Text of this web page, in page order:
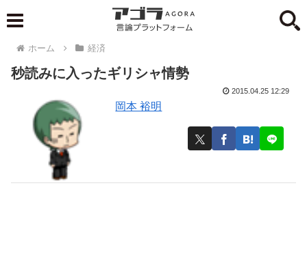
ホーム 経済
秒読みに入ったギリシャ情勢
岡本 裕明
2015.04.25 12:29